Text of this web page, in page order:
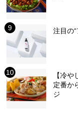
注目の
【冷
定番か
ジ